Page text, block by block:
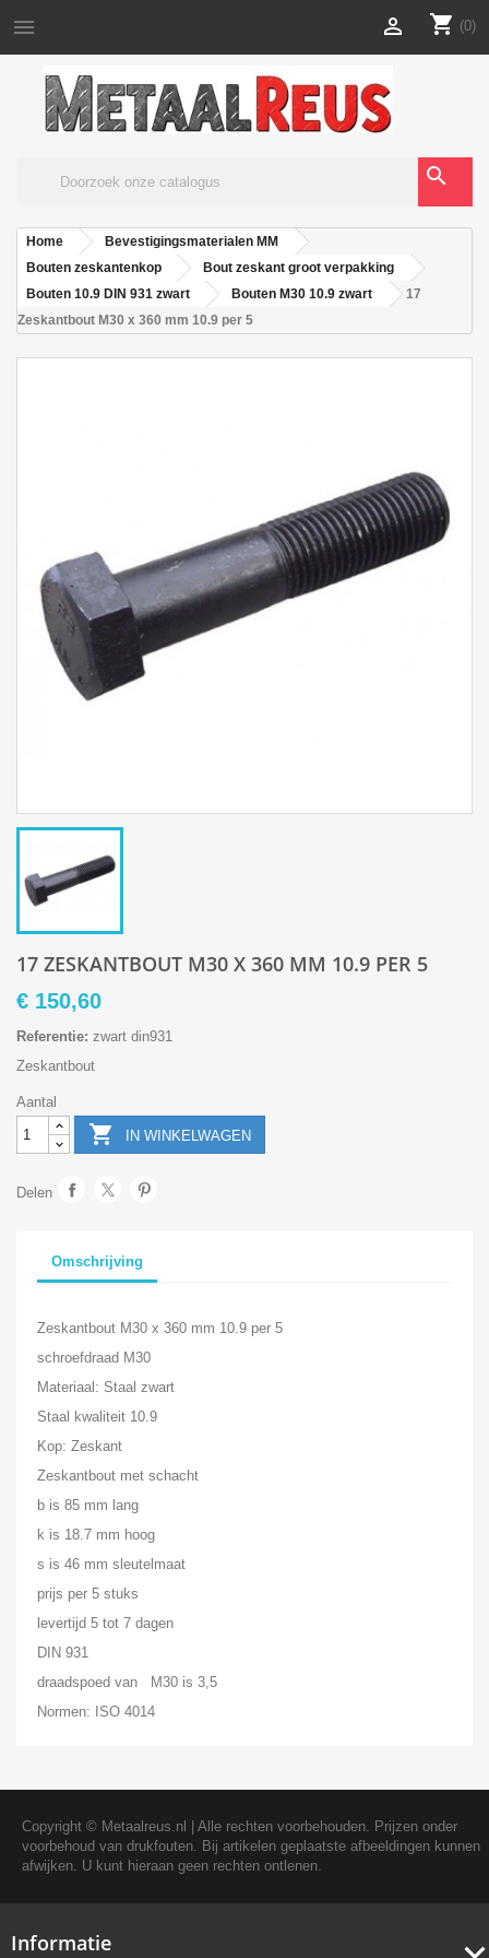
 shopping_cart (0)

search
Home
Bevestigingsmaterialen MM
Bouten zeskantenkop
Bout zeskant groot verpakking
Bouten 10.9 DIN 931 zwart
Bouten M30 10.9 zwart
17
Zeskantbout M30 x 360 mm 10.9 per 5
17 ZESKANTBOUT M30 X 360 MM 10.9 PER 5
€ 150,60
Referentie: zwart din931
Zeskantbout
Aantal
 IN WINKELWAGEN
Delen
Omschrijving
Zeskantbout M30 x 360 mm 10.9 per 5
schroefdraad M30
Materiaal: Staal zwart
Staal kwaliteit 10.9
Kop: Zeskant
Zeskantbout met schacht
b is 85 mm lang
k is 18.7 mm hoog
s is 46 mm sleutelmaat
prijs per 5 stuks
levertijd 5 tot 7 dagen
DIN 931
draadspoed van M30 is 3,5
Normen: ISO 4014
Copyright © Metaalreus.nl
| Alle rechten voorbehouden. Prijzen onder
voorbehoud van drukfouten. Bij artikelen geplaatste afbeeldingen kunnen
afwijken. U kunt hieraan geen rechten ontlenen.
Informatie